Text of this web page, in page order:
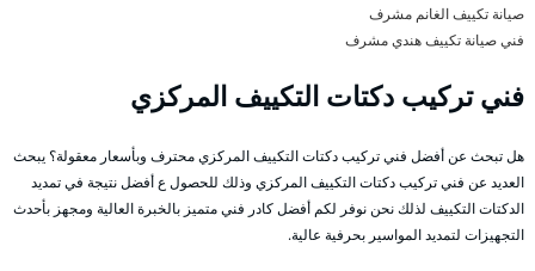
صيانة تكييف الغانم مشرف
فني صيانة تكييف هندي مشرف
فني تركيب دكتات التكييف المركزي
هل تبحث عن أفضل فني تركيب دكتات التكييف المركزي محترف وبأسعار معقولة؟ يبحث
العديد عن فني تركيب دكتات التكييف المركزي وذلك للحصول ع أفضل نتيجة في تمديد
الدكتات التكييف لذلك نحن نوفر لكم أفضل كادر فني متميز بالخبرة العالية ومجهز بأحدث
التجهيزات لتمديد المواسير بحرفية عالية.